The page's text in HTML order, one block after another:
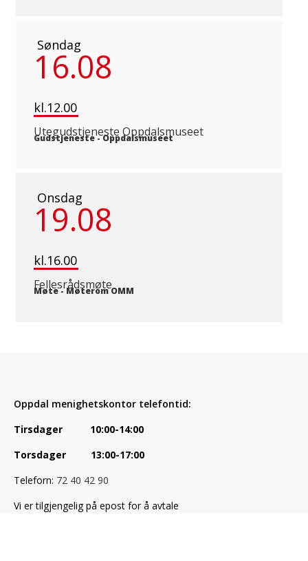
Søndag
16.08
kl.12.00
Utegudstjeneste Oppdalsmuseet
Gudstjeneste -Oppdalsmuseet
Onsdag
19.08
kl.16.00
Fellesrådsmøte
Møte-Møterom OMM
Oppdal menighetskontor telefontid:
Tirsdager 10:00-14:00
Torsdager 13:00-17:00
Teleforn: 72 40 42 90
Vi er tilgjengelig på epost for å avtale